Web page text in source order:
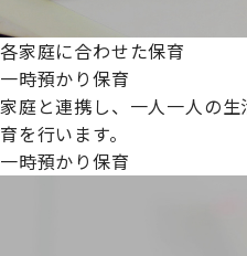
各家庭に合わせた保育
一時預かり保育
家庭と連携し、一人一人の
育を行います。
一時預かり保育